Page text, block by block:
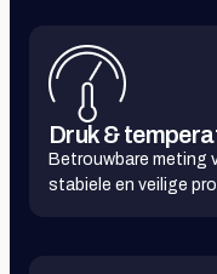
Druk &
Betrouwbare meting
stabiele en veilige